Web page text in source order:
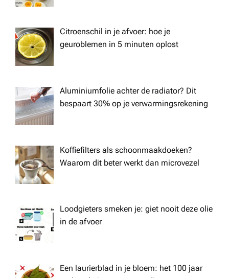
Citroenschil in je afvoer: hoe je
geuroblemen in 5 minuten oplost
Aluminiumfolie achter de radiator? Dit
bespaart 30% op je verwarmingsrekening
Koffiefilters als schoonmaakdoeken?
Waarom dit beter werkt dan microvezel
Loodgieters smeken je: giet nooit deze olie
in de afvoer
Een laurierblad in je bloem: het 100 jaar